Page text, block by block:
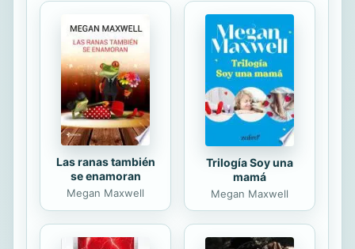
ocho capítulos, cada uno de un color,
según un cromatismo lleno de
significado: el verde de la juventud y
la esperanza, el azul del cielo y de
los santos, el morado de los tiempos
de conversión y profecía,...
Las ranas también
se enamoran
Megan Maxwell
Trilogía Soy una
mamá
Megan Maxwell